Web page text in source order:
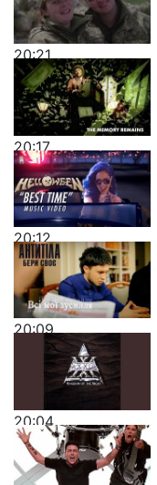
20:21
20:17
20:12
20:09
20:04